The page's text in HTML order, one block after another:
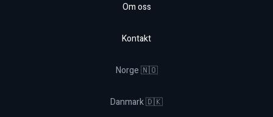
Om oss
Kontakt
Norge 🇳🇴
Danmark 🇩🇰